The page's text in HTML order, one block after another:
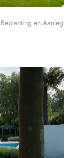
en Aanleg